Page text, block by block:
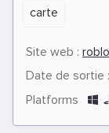
carte
Site web :
Date de sortie :
Platforms